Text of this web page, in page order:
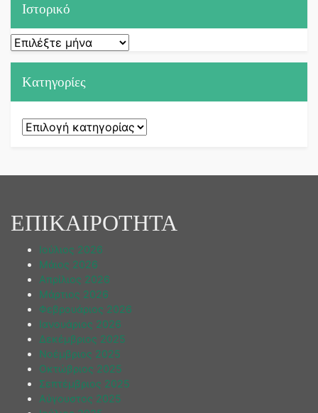
Ιστορικό
Ιστορικό
Kατηγορίες
Kατηγορίες
ΕΠΙΚΑΙΡΟΤΗΤΑ
Ιούλιος 2026
Μάιος 2026
Απρίλιος 2026
Μάρτιος 2026
Φεβρουάριος 2026
Ιανουάριος 2026
Δεκέμβριος 2025
Νοέμβριος 2025
Οκτώβριος 2025
Σεπτέμβριος 2025
Αύγουστος 2025